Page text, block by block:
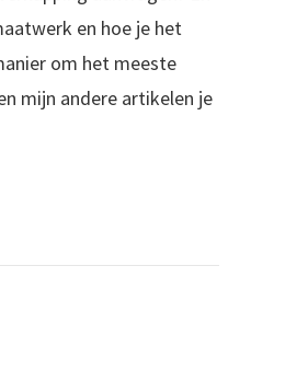
en hoe je het
om het meeste
mijn andere artikelen je